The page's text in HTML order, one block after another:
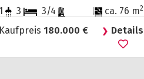
ca. 76 m2
1 3
3/4
Kaufpreis 180.000 € Details